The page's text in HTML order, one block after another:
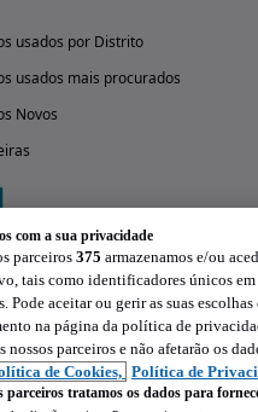
usados por Distrito
usados mais procurados
Novos
com a sua privacidade
parceiros 375 armazenamos e/ou
tais como identificadores únicos em
Pode aceitar ou gerir as suas
na página da política de
nossos parceiros e não afetarão os
de Cookies, Política de
parceiros tratamos os dados para